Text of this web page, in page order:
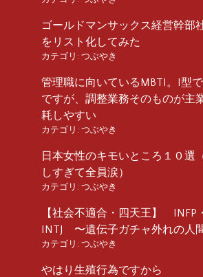
ゴールドマンサックス経営幹部
をリスト化してみた
カテゴリ: つぶやき
管理職に向いているMBTI。I型
ですが、調整業務そのものが主
耗しやすい
カテゴリ: つぶやき
日本女性のキモいところ１０選
しすぎて全員涙）
カテゴリ: つぶやき
【社会不適合・四天王】 INFP
INTJ 〜遺伝子ガチャ外れの人
カテゴリ: つぶやき
やはり生殖行為ですから